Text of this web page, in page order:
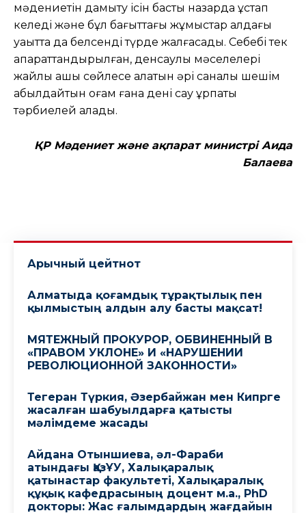
мәдениетін дамыту ісін басты назарда ұстап
келеді және бұл бағыттағы жұмыстар алдағы
уақытта да белсенді түрде жалғасады. Себебі тек
ақпараттандырылған, денсаулық мәселелері
жайлы ашық сөйлесе алатын әрі саналы шешім
қабылдайтын қоғам ғана дені сау ұрпақты
тәрбиелей алады.
ҚР Мәдениет және ақпарат министрі Аида
Балаева
Арычный цейтнот
Алматыда қоғамдық тұрақтылық пен
қылмыстың алдын алу басты мақсат!
МЯТЕЖНЫЙ ПРОКУРОР, ОБВИНЕННЫЙ В
«ПРАВОМ УКЛОНЕ» И «НАРУШЕНИИ
РЕВОЛЮЦИОННОЙ ЗАКОННОСТИ»
Тегеран Түркия, Әзербайжан мен Кипрге
жасалған шабуылдарға қатысты
мәлімдеме жасады
Айдана Отыншиева, әл-Фараби
атындағы ҚазҰУ, Халықаралық
қатынастар факультеті, Халықаралық
құқық кафедрасының доцент м.а., PhD
докторы: Жас ғалымдардың жағдайын